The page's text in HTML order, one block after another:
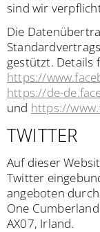
sind wir
Die
gestützt. Details
https://
https://de-
und https://
TWITTER
Auf dieser
Twitter
angeboten
One
AX07, Irland.